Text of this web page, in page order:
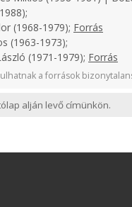
(1968-1979); Forrás
(1963-1973);
(1971-1979); Forrás
a források
alján levő címünkön.